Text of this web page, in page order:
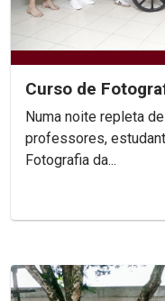
Curso de
Numa noite repleta
professores,
Fotografia da...